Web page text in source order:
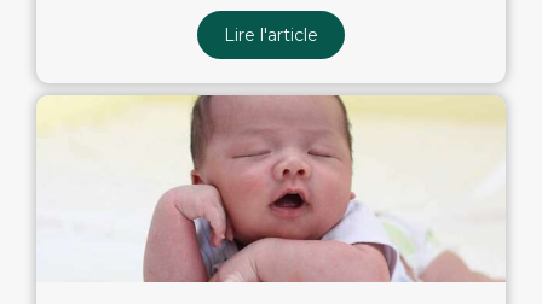
Lire l'article